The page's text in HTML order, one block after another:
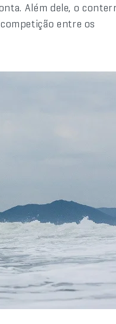
Além dele, o
entre os